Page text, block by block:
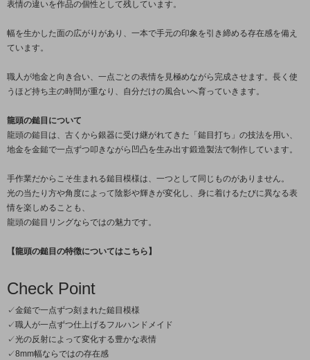
表情の違いを作品の個性として残しています。
幅を生かした面の広がりがあり、一本で手元の印象を引き締める存在感を備え
ています。
職人が地金と向き合い、一点ごとの表情を見極めながら完成させます。長く使
うほど持ち主の時間が重なり、自分だけの風合いへ育っていきます。
龍頭の鎚目について
龍頭の鎚目は、古くから銀器に受け継がれてきた「鎚目打ち」の技法を用い、
地金を金鎚で一点ずつ叩きながら凹凸を生み出す鍛造製法で制作しています。
手作業だからこそ生まれる鎚目模様は、一つとして同じものがありません。
光の当たり方や角度によって陰影や輝きが変化し、身に着けるたびに異なる表
情を楽しめることも、
龍頭の鎚目リングならではの魅力です。
【龍頭の鎚目の特徴についてはこちら】
Check Point
✓金鎚で一点ずつ刻まれた鎚目模様
✓職人が一点ずつ仕上げるフルハンドメイド
✓光の反射によって変化する豊かな表情
✓8mm幅ならではの存在感